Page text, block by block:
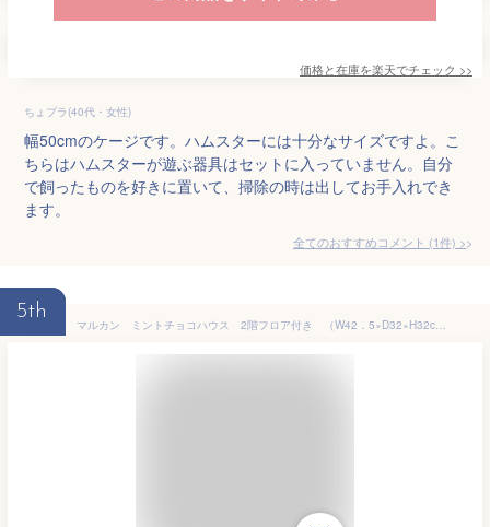
価格と在庫を楽天でチェック >>
ちょプラ(40代・女性)
幅50cmのケージです。ハムスターには十分なサイズですよ。こ
ちらはハムスターが遊ぶ器具はセットに入っていません。自分
で飼ったものを好きに置いて、掃除の時は出してお手入れでき
ます。
全てのおすすめコメント (1件) >
5th
マルカン ミントチョコハウス 2階フロア付き （W42．5×D32×H32cm） ハムスター ケージ 関東当日便